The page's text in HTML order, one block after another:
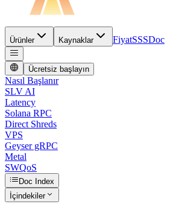
Ürünler Kaynaklar FiyatSSSDoc
Ücretsiz başlayın
Nasıl Başlanır
SLV AI
Latency
Solana RPC
Direct Shreds
VPS
Geyser gRPC
Metal
SWQoS
Doc Index
İçindekiler